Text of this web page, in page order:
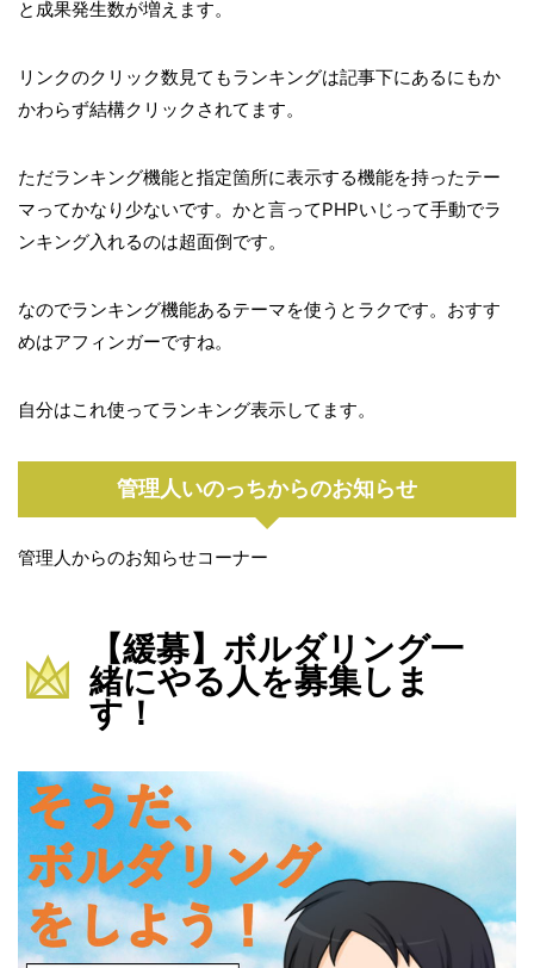
と成果発生数が増えます。
リンクのクリック数見てもランキングは記事下にあるにもか
かわらず結構クリックされてます。
ただランキング機能と指定箇所に表示する機能を持ったテー
マってかなり少ないです。かと言ってPHPいじって手動でラ
ンキング入れるのは超面倒です。
なのでランキング機能あるテーマを使うとラクです。おすす
めはアフィンガーですね。
自分はこれ使ってランキング表示してます。
管理人いのっちからのお知らせ
管理人からのお知らせコーナー
【緩募】ボルダリング一
緒にやる人を募集しま
す！